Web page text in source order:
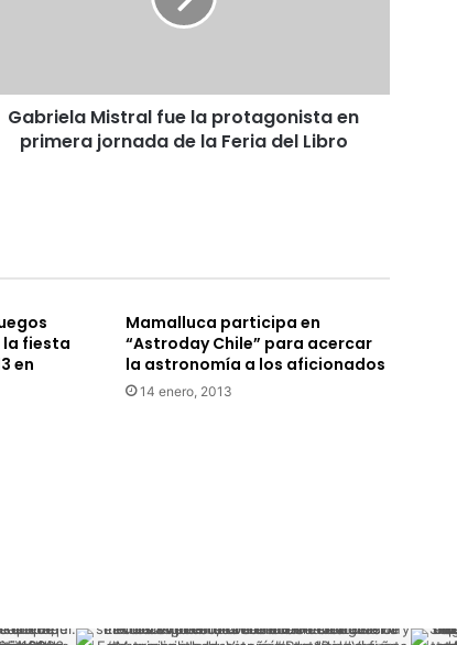
Gabriela Mistral fue la protagonista en
primera jornada de la Feria del Libro
fiesta
en
Mamalluca participa en
“Astroday Chile” para acercar
la astronomía a los aficionados
14 enero, 2013